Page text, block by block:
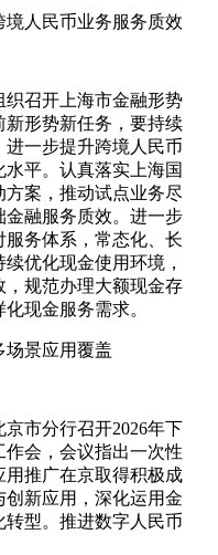
人民币业务服务质效
织召开上海市金融形势
形势新任务，要持续
一步提升跨境人民币
平。认真落实上海国
案，推动试点业务尽
融服务质效。进一步
务体系，常态化、长
优化现金使用环境，
规范办理大额现金存
现金服务需求。
场景应用覆盖
市分行召开2026年下
会，会议指出一次性
推广在京取得积极成
新应用，深化运用金
型。推进数字人民币